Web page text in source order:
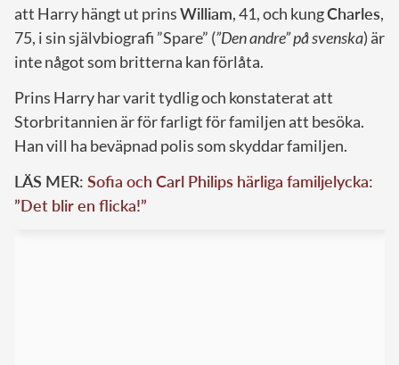
att Harry hängt ut prinsWilliam, 41, och kungCharles,
75, i sin självbiografi ”Spare” (”Den andre” på svenska) är
inte något som britterna kan förlåta.
Prins Harry har varit tydlig och konstaterat att
Storbritannien är för farligt för familjen att besöka.
Han vill ha beväpnad polis som skyddar familjen.
LÄS MER: Sofia och Carl Philips härliga familjelycka:
”Det blir en flicka!”